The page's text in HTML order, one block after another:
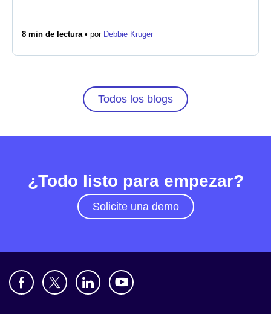
8 min de lectura • por Debbie Kruger
Todos los blogs
¿Todo listo para empezar?
Solicite una demo